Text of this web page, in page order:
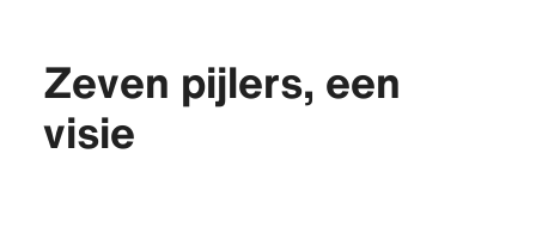
Zeven pijlers, een
visie